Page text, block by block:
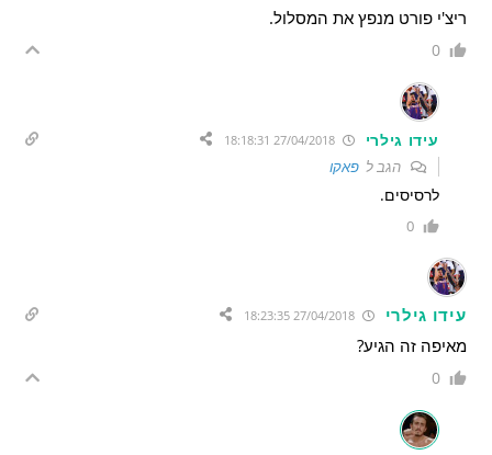
ריצ'י פורט מנפץ את המסלול.
0
עידו גילרי 27/04/2018 18:18:31
הגב לפאקו
לרסיסים.
0
עידו גילרי 27/04/2018 18:23:35
מאיפה זה הגיע?
0